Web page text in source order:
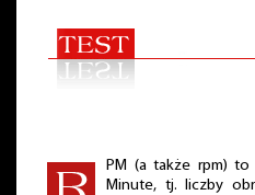
PM (a także rpm)
Minute, tj. liczby